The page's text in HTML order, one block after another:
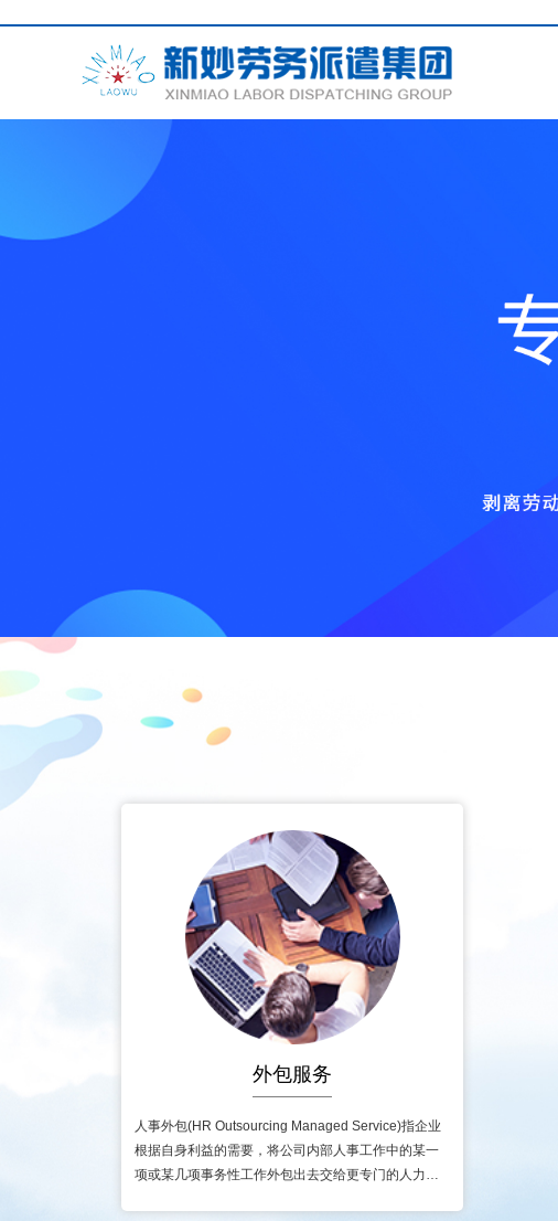
外包服务
人事外包(HR Outsourcing Managed Service)指企业
根据自身利益的需要，将公司内部人事工作中的某一
项或某几项事务性工作外包出去交给更专门的人力资